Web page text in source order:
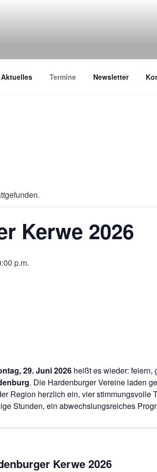
Aktuelles Termine Newsletter
Kerwe 2026
p.m.
29. Juni 2026 heißt es wieder: feiern,
. Die Hardenburger Vereine laden
Region herzlich ein, vier stimmungsvolle
Stunden, ein abwechslungsreiches
Kerwe 2026